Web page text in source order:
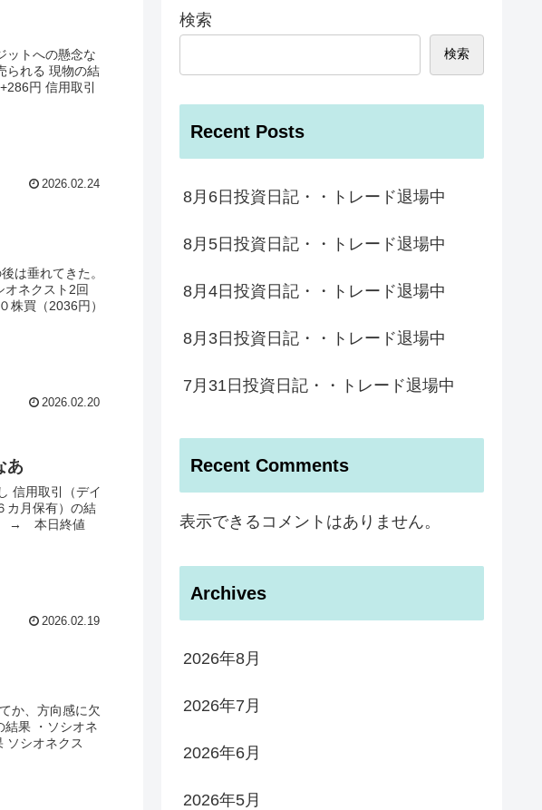
ットへの懸念な
られる 現物の結
円 信用取引
2026.02.24
は垂れてきた。
オネクスト2回
買（2036円）
2026.02.20
あ
信用取引（デイ
カ月保有）の結
→ 本日終値
2026.02.19
か、方向感に欠
結果 ・ソシオネ
シオネクス
検索
検索
Recent Posts
8月6日投資日記・・トレード退場中
8月5日投資日記・・トレード退場中
8月4日投資日記・・トレード退場中
8月3日投資日記・・トレード退場中
7月31日投資日記・・トレード退場中
Recent Comments
表示できるコメントはありません。
Archives
2026年8月
2026年7月
2026年6月
2026年5月